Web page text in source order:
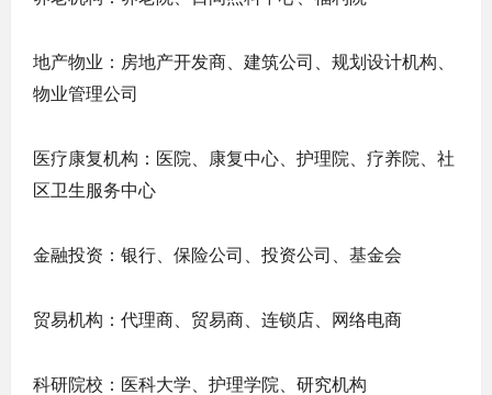
地产物业：房地产开发商、建筑公司、规划设计机构、
物业管理公司
医疗康复机构：医院、康复中心、护理院、疗养院、社
区卫生服务中心
金融投资：银行、保险公司、投资公司、基金会
贸易机构：代理商、贸易商、连锁店、网络电商
科研院校：医科大学、护理学院、研究机构